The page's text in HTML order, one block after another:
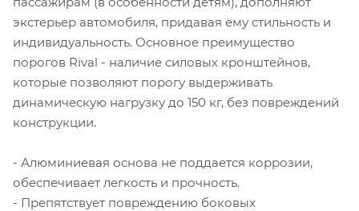
экстерьер автомобиля, придавая ему стильность и
индивидуальность. Основное преимущество
порогов Rival - наличие силовых кронштейнов,
которые позволяют порогу выдерживать
динамическую нагрузку до 150 кг, без повреждений
конструкции.
- Алюминиевая основа не поддается коррозии,
обеспечивает легкость и прочность.
- Препятствует повреждению боковых